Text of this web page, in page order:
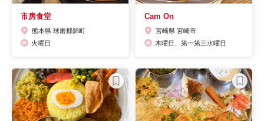
市房食堂
熊本県 球磨郡錦町
火曜日
Cam On
宮崎県 宮崎市
木曜日、第一第三水曜日